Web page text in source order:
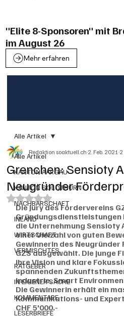
"Elite 8-Sponsoren" mit
im August 26
Mehr erfahren
Alle Artikel
KANTON AARGAU
KANTON SOLOTHURN
NACHBARSCHAFT
INLAND
WIRTSCHAFT
VERMISCHTES
RATGEBER
IN EIGENER SACHE
KOMMENTARE
LESERBRIEFE
Alle Artikel
Grenchen: Sensioty
Neugründer
Redaktion soaktuell.ch2. Feb. 2021
Mit NaN von 5 Sternen
Die Jury des Fördervereins
die Unternehmung Sensioty
einer Vielzahl von guten
Gewinnerin des
GZS ausgewählt. Die junge
ihre Vision und klare
spannenden
Industrie, Smart
Die Gewinnerin erhält ein
Kommunikations- und
CHF 5'000.-